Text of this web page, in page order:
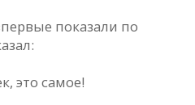
показали по
это самое!